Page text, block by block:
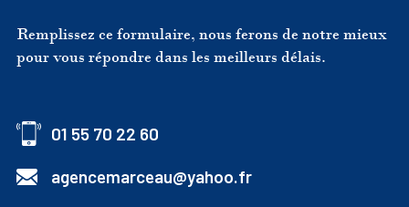
Remplissez ce formulaire, nous ferons de notre mieux
pour vous répondre dans les meilleurs délais.
01 55 70 22 60
agencemarceau@yahoo.fr